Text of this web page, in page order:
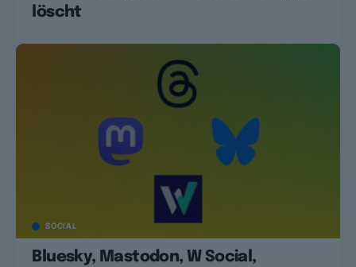
löscht
SOCIAL
Bluesky, Mastodon, W Social,